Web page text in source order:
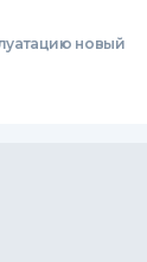
новый